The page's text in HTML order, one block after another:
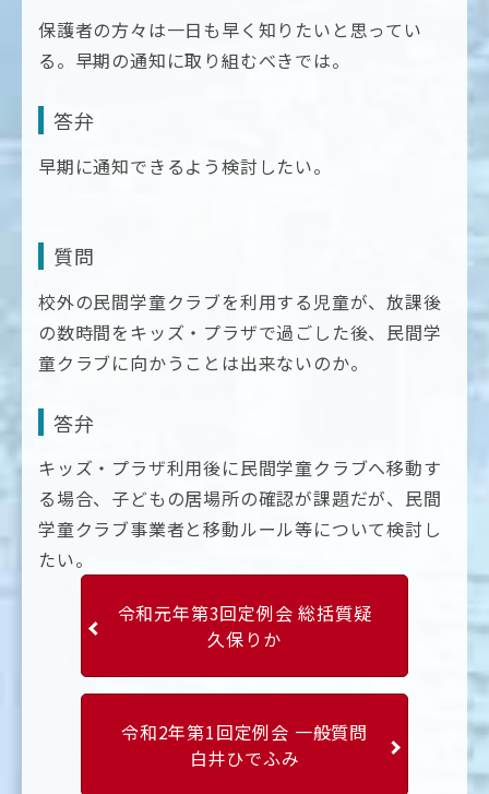
保護者の方々は一日も早く知りたいと思ってい
る。早期の通知に取り組むべきでは。
答弁
早期に通知できるよう検討したい。
質問
校外の民間学童クラブを利用する児童が、放課後
の数時間をキッズ・プラザで過ごした後、民間学
童クラブに向かうことは出来ないのか。
答弁
キッズ・プラザ利用後に民間学童クラブへ移動す
る場合、子どもの居場所の確認が課題だが、民間
学童クラブ事業者と移動ルール等について検討し
たい。
令和元年第3回定例会 総括質疑
久保りか
令和2年第1回定例会 一般質問
白井ひでふみ